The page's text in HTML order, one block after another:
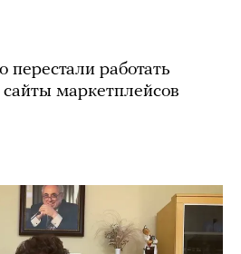
перестали работать
маркетплейсов